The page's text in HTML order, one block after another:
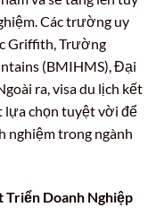
Các trường uy
Griffith, Trường
(BMIHMS), Đại
ra, visa du lịch kết
lựa chọn tuyệt vời để
nghiệm trong ngành
Triển Doanh Nghiệp